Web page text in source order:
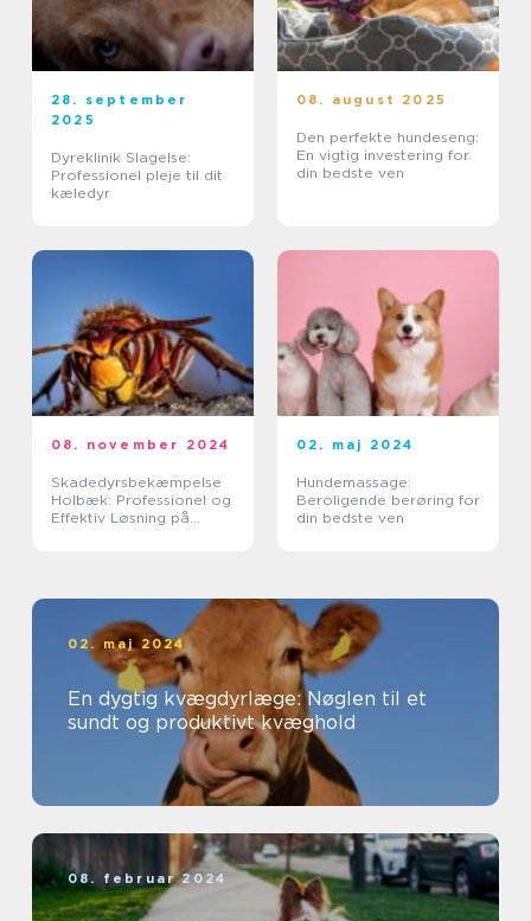
28. september
2025
Dyreklinik Slagelse:
Professionel pleje til dit
kæledyr
08. august 2025
Den perfekte hundeseng:
En vigtig investering for
din bedste ven
08. november 2024
Skadedyrsbekæmpelse
Holbæk: Professionel og
Effektiv Løsning på
02. maj 2024
Hundemassage:
Beroligende berøring for
din bedste ven
02. maj 2024
En dygtig kvægdyrlæge: Nøglen til et
sundt og produktivt kvæghold
08. februar 2024